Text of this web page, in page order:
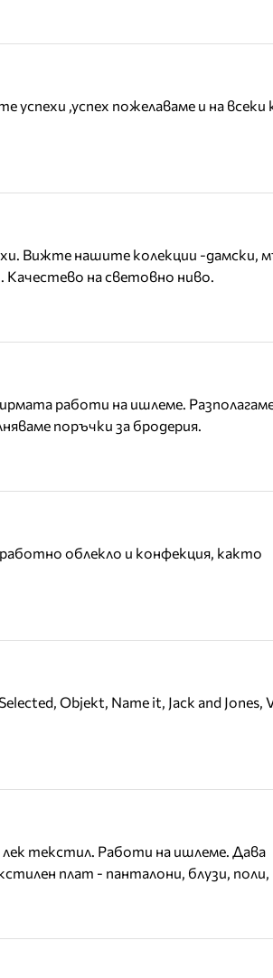
успехи ,успех пожелаваме и на
Вижте нашите колекции -дамски,
на световно ниво.
работи на ишлеме.
поръчки за бродерия.
облекло и конфекция, както
Objekt, Name it, Jack and Jones,
текстил. Работи на ишлеме. Дава
плат - панталони, блузи, поли,